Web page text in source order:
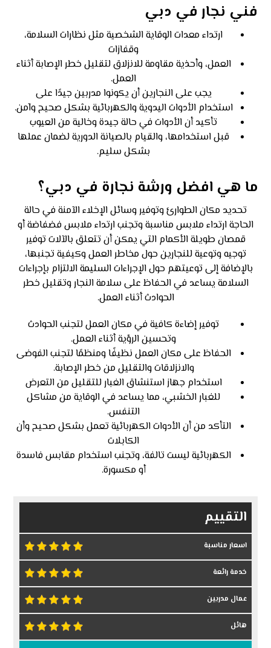
فني نجار في دبي
ارتداء معدات الوقاية الشخصية مثل نظارات السلامة،
وقفازات
العمل، وأحذية مقاومة للانزلاق لتقليل خطر الإصابة أثناء
العمل.
يجب على النجارين أن يكونوا مدربين جيدًا على
استخدام الأدوات اليدوية والكهربائية بشكل صحيح وآمن.
تأكيد أن الأدوات في حالة جيدة وخالية من العيوب
قبل استخدامها، والقيام بالصيانة الدورية لضمان عملها
بشكل سليم.
ما هي افضل ورشة نجارة في دبي؟
تحديد مكان الطوارئ وتوفير وسائل الإخلاء الآمنة في حالة
الحاجة ارتداء ملابس مناسبة وتجنب ارتداء ملابس فضفاضة أو
قمصان طويلة الأكمام التي يمكن أن تتعلق بالآلات توفير
توجيه وتوعية للنجارين حول مخاطر العمل وكيفية تجنبها،
بالإضافة إلى توعيتهم حول الإجراءات السليمة الالتزام بإجراءات
السلامة يساعد في الحفاظ على سلامة النجار وتقليل خطر
الحوادث أثناء العمل.
توفير إضاءة كافية في مكان العمل لتجنب الحوادث
وتحسين الرؤية أثناء العمل.
الحفاظ على مكان العمل نظيفًا ومنظمًا لتجنب الفوضى
والانزلاقات والتقليل من خطر الإصابة.
استخدام جهاز استنشاق الغبار للتقليل من التعرض
للغبار الخشبي، مما يساعد في الوقاية من مشاكل
التنفس.
التأكد من أن الأدوات الكهربائية تعمل بشكل صحيح وأن
الكابلات
الكهربائية ليست تالفة، وتجنب استخدام مقابس فاسدة
أو مكسورة.
التقييم
اسعار مناسبة
خدمة رائعة
عمال مدربين
هائل